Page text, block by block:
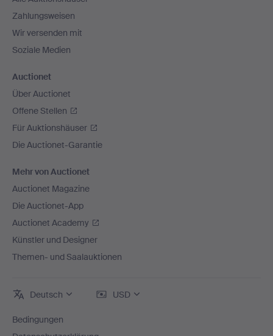
Zahlungsweisen
Wir versenden mit
Soziale Medien
Auctionet
Über Auctionet
Offene Stellen
Für Auktionshäuser
Die Auctionet-Garantie
Mehr von Auctionet
Auctionet Magazine
Die Auctionet-App
Auctionet Academy
Künstler und Designer
Themen- und Saalauktionen
Deutsch USD
Bedingungen